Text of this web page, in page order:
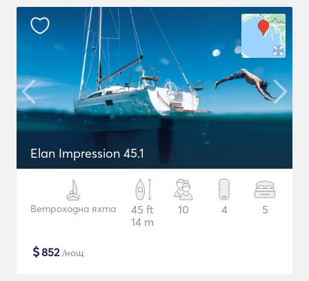
Elan Impression 45.1
Ветроходна яхта
45 ft
14 m
10 4 5
$852/нощ